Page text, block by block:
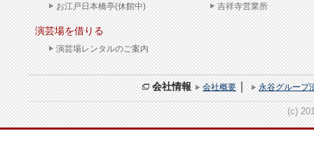
お江戸日本橋亭(休館中)
演芸場を借りる
演芸場レンタルのご案内
吉祥寺営業所
会社情報 会社概要｜ 永谷グループ
(c)